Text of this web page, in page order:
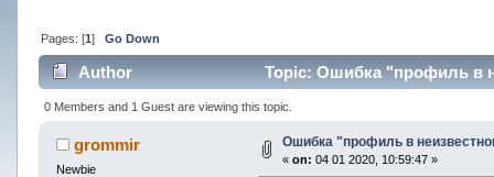
Pages: [1] Go Down
Author Topic: Ошибка "профиль в
0 Members and 1 Guest are viewing this topic.
grommir
Newbie
Ошибка "профиль в
« on: 04 01 2020, 10:59:47 »